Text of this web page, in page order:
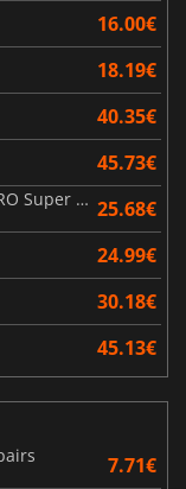
16.00€
18.19€
40.35€
45.73€
DRAGON BALL Sparking! ZERO Super Limit Breaking NEO 25.68€
24.99€
30.18€
45.13€
7.71€